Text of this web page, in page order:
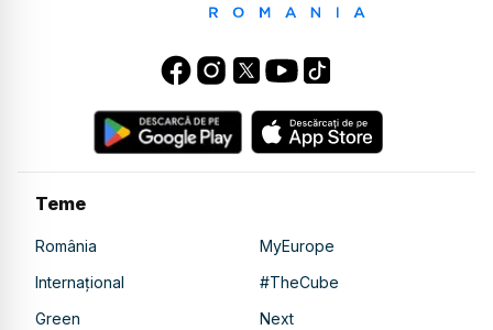
Teme
România
MyEurope
Internațional
#TheCube
Green
Next